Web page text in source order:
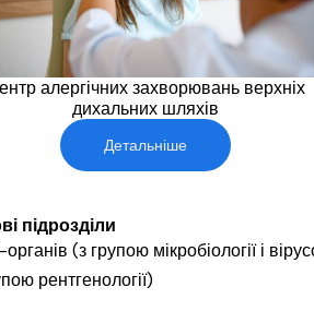
алергічних захворювань верхніх
дихальних шляхів
Детальніше
підрозділи
(з групою мікробіології і
рентгенології)